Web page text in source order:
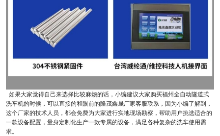
如果大家觉得自己来选择比较麻烦的话，小编建议大家购买福州全自动隧道式
洗车机的时候，可以直接的和眼前的隆茂鑫晟厂家客服联系，因为小编了解到，
这个厂家的技术人员，都会免费为大家进行实地现场勘察，帮助用户挑选适合的
一款设备配置，量身定制化生产一款专属的设备，满足各种复杂的洗车使用需
求。